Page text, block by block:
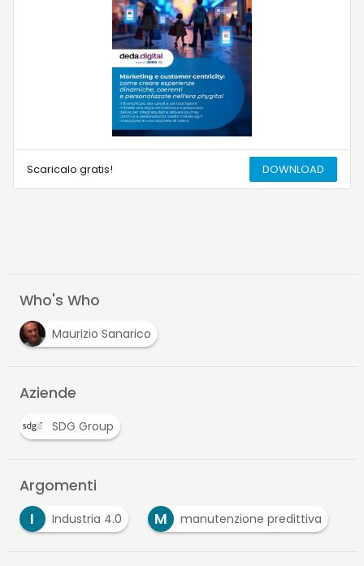
Scaricalo gratis! DOWNLOAD
Who's Who
Maurizio Sanarico
Aziende
SDG Group
Argomenti
I
Industria 4.0 M manutenzione predittiva